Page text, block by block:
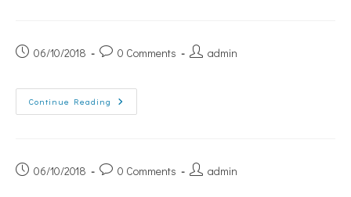
06/10/2018 0 Comments admin
Continue Reading
06/10/2018 0 Comments admin